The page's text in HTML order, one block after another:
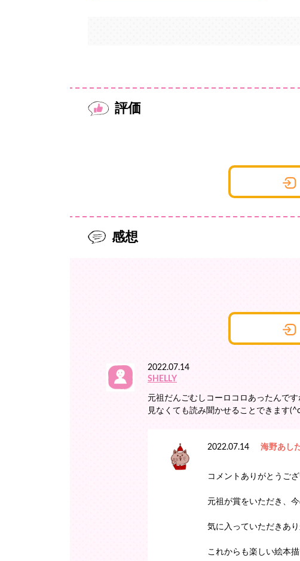
評価
感想
2022.07.14
SHELLY
元祖だんごむしコーロコロあったんで
見なくても読み聞かせることできます
2022.07.14 海野あし
コメントありがとうご
元祖が賞をいただき、
気に入っていただきあ
これからも楽しい絵本